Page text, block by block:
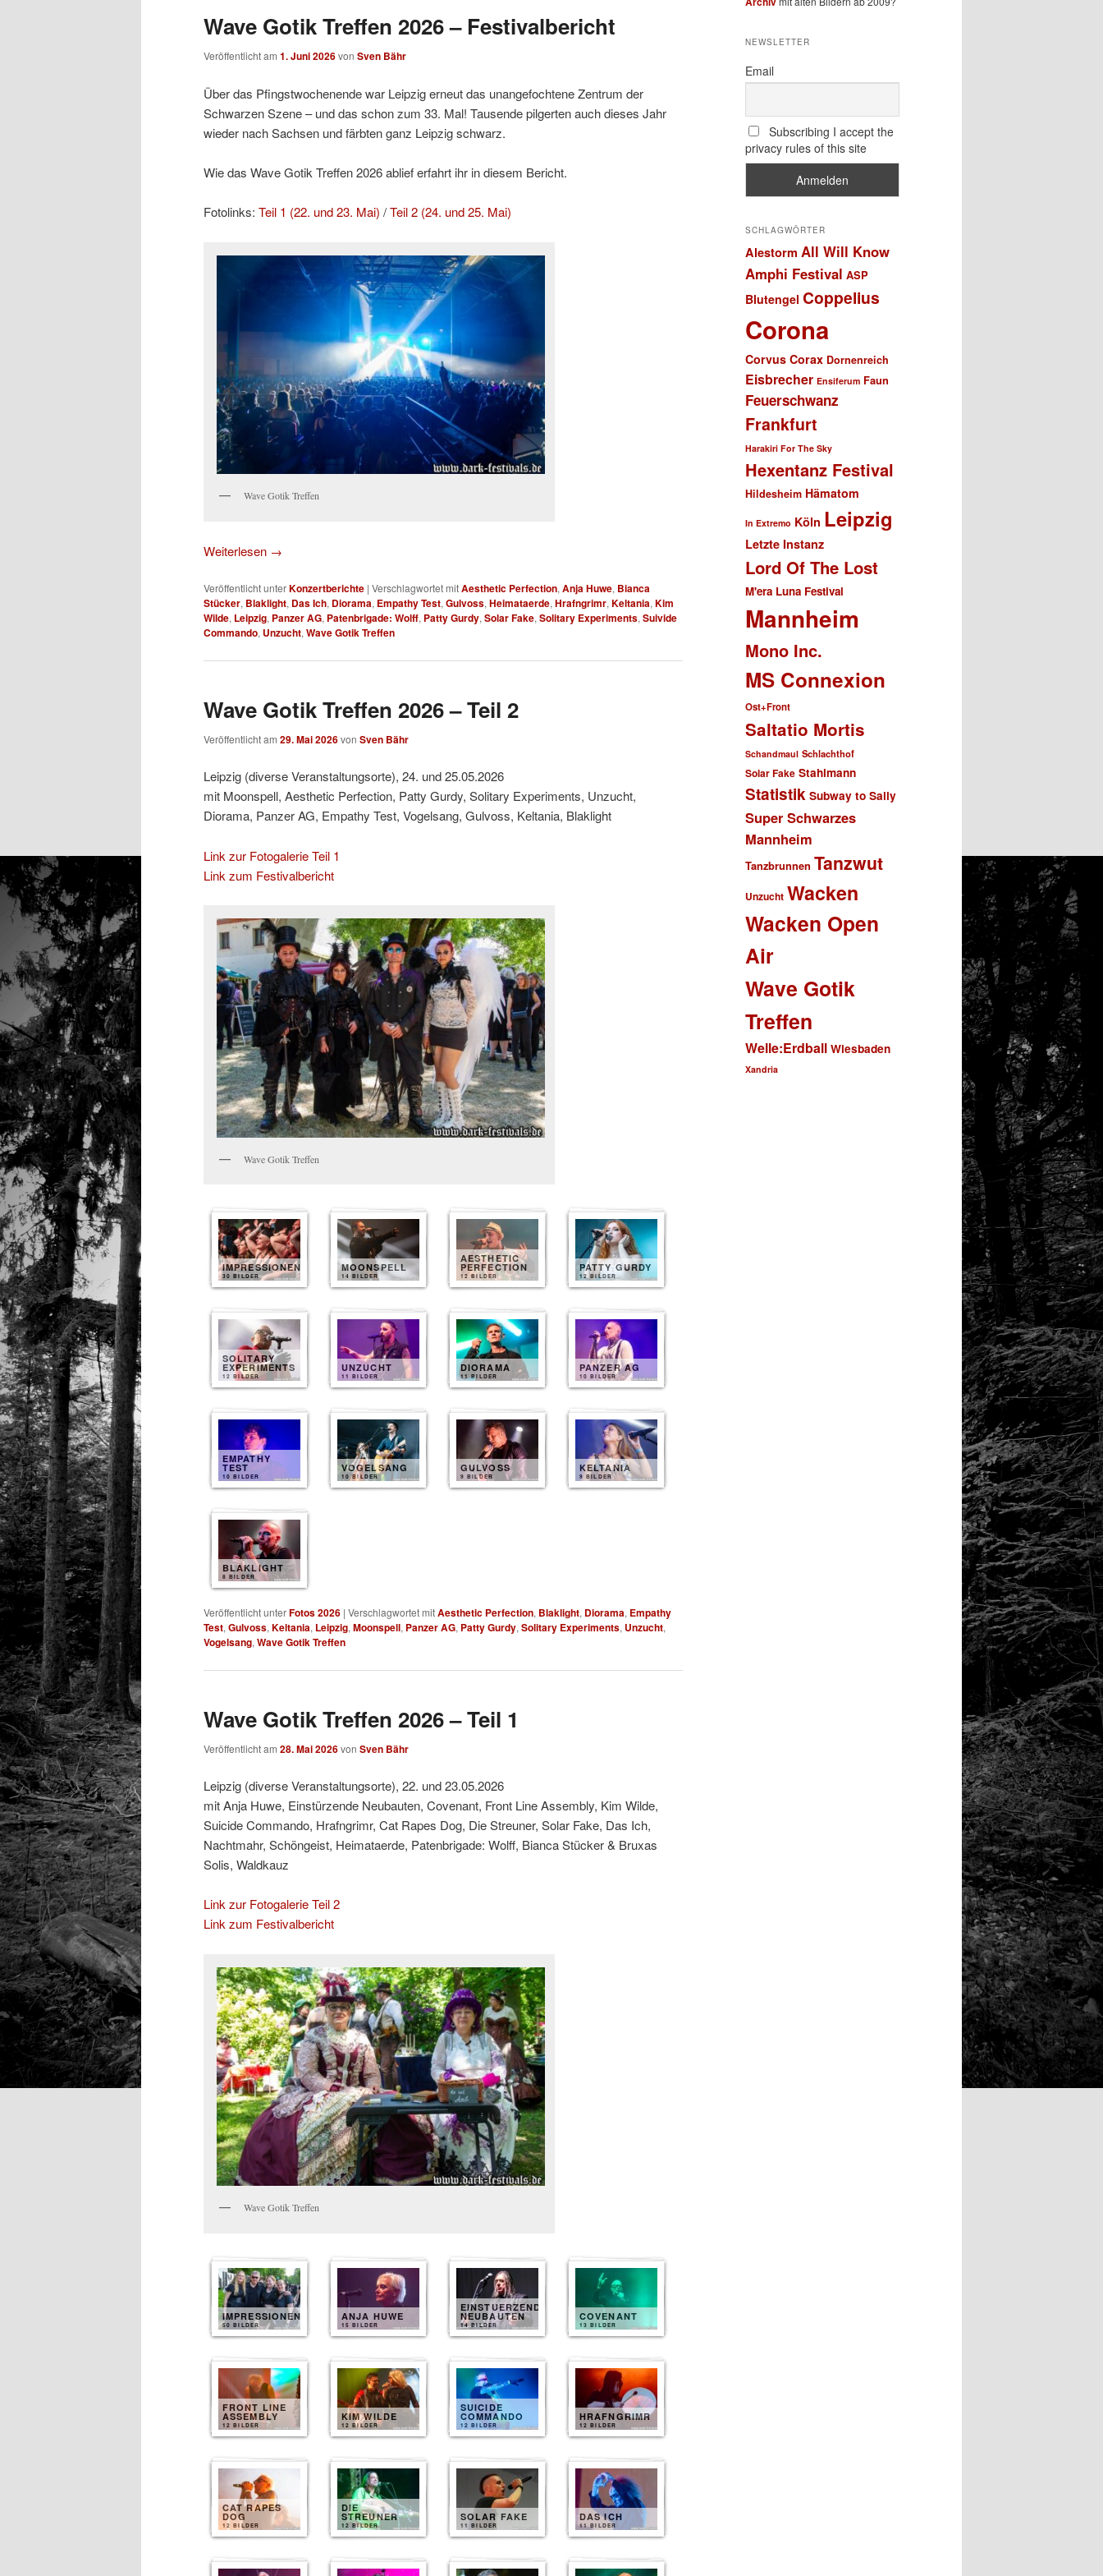
Wave Gotik Treffen 2026 – Festivalbericht
Veröffentlicht am 1. Juni 2026von Sven Bähr
Über das Pfingstwochenende war Leipzig erneut das unangefochtene Zentrum der
Schwarzen Szene – und das schon zum 33. Mal! Tausende pilgerten auch dieses Jahr
wieder nach Sachsen und färbten ganz Leipzig schwarz.
Wie das Wave Gotik Treffen 2026 ablief erfahrt ihr in diesem Bericht.
Fotolinks: Teil 1 (22. und 23. Mai) /Teil 2 (24. und 25. Mai)
Wave Gotik Treffen
Weiterlesen →
Veröffentlicht unterKonzertberichte | Verschlagwortet mitAesthetic Perfection, Anja Huwe, Bianca
Stücker, Blaklight, Das Ich, Diorama, Empathy Test, Gulvoss, Heimataerde, Hrafngrimr, Keltania, Kim
Wilde, Leipzig, Panzer AG, Patenbrigade: Wolff, Patty Gurdy, Solar Fake, Solitary Experiments, Suivide
Commando, Unzucht, Wave Gotik Treffen
Wave Gotik Treffen 2026 – Teil 2
Veröffentlicht am 29. Mai 2026von Sven Bähr
Leipzig (diverse Veranstaltungsorte), 24. und 25.05.2026
mit Moonspell, Aesthetic Perfection, Patty Gurdy, Solitary Experiments, Unzucht,
Diorama, Panzer AG, Empathy Test, Vogelsang, Gulvoss, Keltania, Blaklight
Link zur Fotogalerie Teil 1
Link zum Festivalbericht
Wave Gotik Treffen
IMPRESSIONEN
30 BILDER
MOONSPELL
14 BILDER
AESTHETIC
PERFECTION
12 BILDER
PATTY GURDY
12 BILDER
SOLITARY
EXPERIMENTS
12 BILDER
UNZUCHT
11 BILDER
DIORAMA
11 BILDER
PANZER AG
10 BILDER
EMPATHY
TEST
10 BILDER
VOGELSANG
10 BILDER
GULVOSS
9 BILDER
KELTANIA
9 BILDER
BLAKLIGHT
8 BILDER
Veröffentlicht unterFotos 2026 | Verschlagwortet mitAesthetic Perfection, Blaklight, Diorama, Empathy
Test, Gulvoss, Keltania, Leipzig, Moonspell, Panzer AG, Patty Gurdy, Solitary Experiments, Unzucht,
Vogelsang, Wave Gotik Treffen
Wave Gotik Treffen 2026 – Teil 1
Veröffentlicht am 28. Mai 2026von Sven Bähr
Leipzig (diverse Veranstaltungsorte), 22. und 23.05.2026
mit Anja Huwe, Einstürzende Neubauten, Covenant, Front Line Assembly, Kim Wilde,
Suicide Commando, Hrafngrimr, Cat Rapes Dog, Die Streuner, Solar Fake, Das Ich,
Nachtmahr, Schöngeist, Heimataerde, Patenbrigade: Wolff, Bianca Stücker & Bruxas
Solis, Waldkauz
Link zur Fotogalerie Teil 2
Link zum Festivalbericht
Wave Gotik Treffen
IMPRESSIONEN
50 BILDER
ANJA HUWE
15 BILDER
EINSTUERZENDE
NEUBAUTEN
14 BILDER
COVENANT
13 BILDER
FRONT LINE
ASSEMBLY
12 BILDER
KIM WILDE
12 BILDER
SUICIDE
COMMANDO
12 BILDER
HRAFNGRIMR
12 BILDER
CAT RAPES
DOG
12 BILDER
DIE
STREUNER
12 BILDER
SOLAR FAKE
11 BILDER
DAS ICH
11 BILDER
NEWSLETTER
Email
Subscribing I accept the
privacy rules of this site
SCHLAGWÖRTER
Alestorm All Will Know
Amphi Festival ASP
Blutengel Coppelius
Corona
Corvus Corax Dornenreich
Eisbrecher Ensiferum Faun
Feuerschwanz
Frankfurt
Harakiri For The Sky
Hexentanz Festival
Hildesheim Hämatom
In Extremo Köln Leipzig
Letzte Instanz
Lord Of The Lost
M'era Luna Festival
Mannheim
Mono Inc.
MS Connexion
Ost+Front
Saltatio Mortis
Schandmaul Schlachthof
Solar Fake Stahlmann
Statistik Subway to Sally
Super Schwarzes
Mannheim
Tanzbrunnen Tanzwut
Unzucht Wacken
Wacken Open
Air
Wave Gotik
Treffen
Welle:Erdball Wiesbaden
Xandria